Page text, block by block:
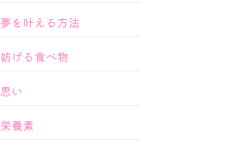
夢を叶える方法
妨げる食べ物
思い
栄養素